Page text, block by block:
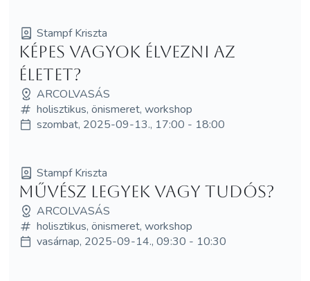
Stampf Kriszta
Képes vagyok élvezni az
életet?
ARCOLVASÁS
holisztikus, önismeret, workshop
szombat, 2025-09-13., 17:00 - 18:00
Stampf Kriszta
Művész legyek vagy tudós?
ARCOLVASÁS
holisztikus, önismeret, workshop
vasárnap, 2025-09-14., 09:30 - 10:30